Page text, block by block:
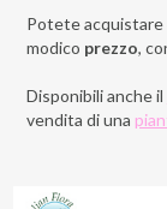
Potete acquistare
modico prezzo,
Disponibili anche il
vendita di una